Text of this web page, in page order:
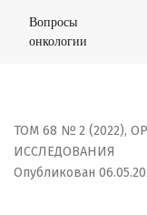
Влияние
Вопросы
онкологии
ТОМ 68 № 2 (2022),
ИССЛЕДОВАНИЯ
Опубликован